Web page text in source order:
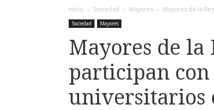
Inicio Sociedad Mayores Mayores de la
Sociedad Mayores
Mayores de la
participan con
universitarios